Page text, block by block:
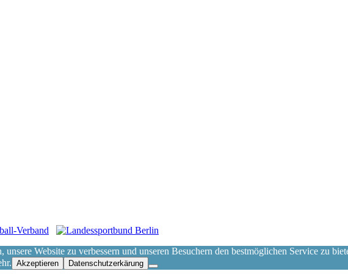
Website zu verbessern und unseren Besuchern den bestmöglichen Service zu
Akzeptieren Datenschutzerkärung